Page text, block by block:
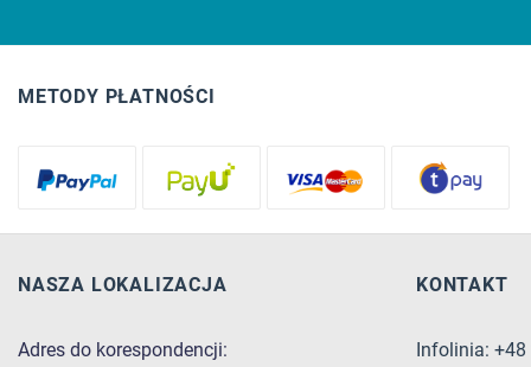
METODY PŁATNOŚCI
NASZA LOKALIZACJA
Adres do korespondencji:
KONTAKT
Infolinia: